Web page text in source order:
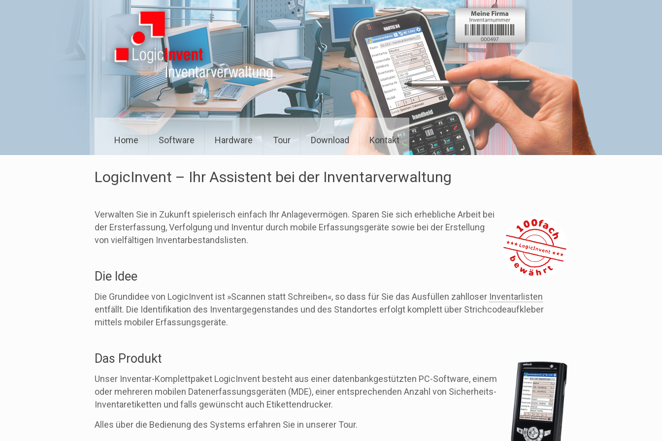
Home Software Hardware Tour Download Kontakt
LogicInvent – Ihr Assistent bei der Inventarverwaltung
Verwalten Sie in Zukunft spielerisch einfach Ihr Anlagevermögen. Sparen Sie sich erhebliche Arbeit bei
der Ersterfassung, Verfolgung und Inventur durch mobile Erfassungsgeräte sowie bei der Erstellung
von vielfältigen Inventarbestandslisten.
Die Idee
Die Grundidee von LogicInvent ist »Scannen statt Schreiben«, so dass für Sie das Ausfüllen zahlloser Inventarlisten
entfällt. Die Identifikation des Inventargegenstandes und des Standortes erfolgt komplett über Strichcodeaufkleber
mittels mobiler Erfassungsgeräte.
Das Produkt
Unser Inventar-Komplettpaket LogicInvent besteht aus einer datenbankgestützten PC-Software, einem
oder mehreren mobilen Datenerfassungsgeräten (MDE), einer entsprechenden Anzahl von Sicherheits-
Inventaretiketten und falls gewünscht auch Etikettendrucker.
Alles über die Bedienung des Systems erfahren Sie in unserer Tour.